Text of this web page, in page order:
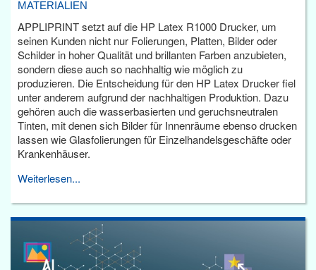
MATERIALIEN
APPLIPRINT setzt auf die HP Latex R1000 Drucker, um
seinen Kunden nicht nur Folierungen, Platten, Bilder oder
Schilder in hoher Qualität und brillanten Farben anzubieten,
sondern diese auch so nachhaltig wie möglich zu
produzieren. Die Entscheidung für den HP Latex Drucker fiel
unter anderem aufgrund der nachhaltigen Produktion. Dazu
gehören auch die wasserbasierten und geruchsneutralen
Tinten, mit denen sich Bilder für Innenräume ebenso drucken
lassen wie Glasfolierungen für Einzelhandelsgeschäfte oder
Krankenhäuser.
Weiterlesen...